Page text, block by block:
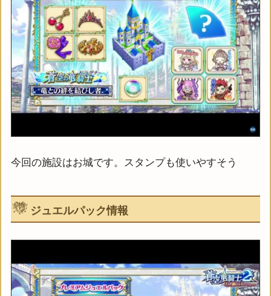
今回の施設はお城です。スタンプも使いやすそう
ジュエルパック情報